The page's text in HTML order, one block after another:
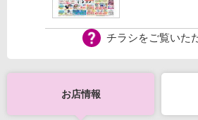
チラシをご覧いた
お店情報